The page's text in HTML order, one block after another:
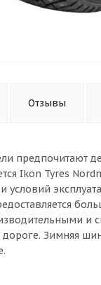
Отзывы
предпочитают
Ikon Tyres
условий
Зимняя